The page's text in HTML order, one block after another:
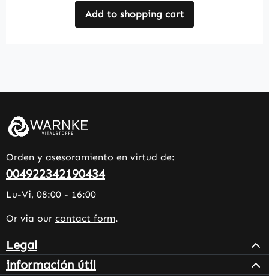
Add to shopping cart
Orden y asesoramiento en virtud de:
004922342190434
Lu-Vi, 08:00 - 16:00
Or via our contact form.
Legal
información útil